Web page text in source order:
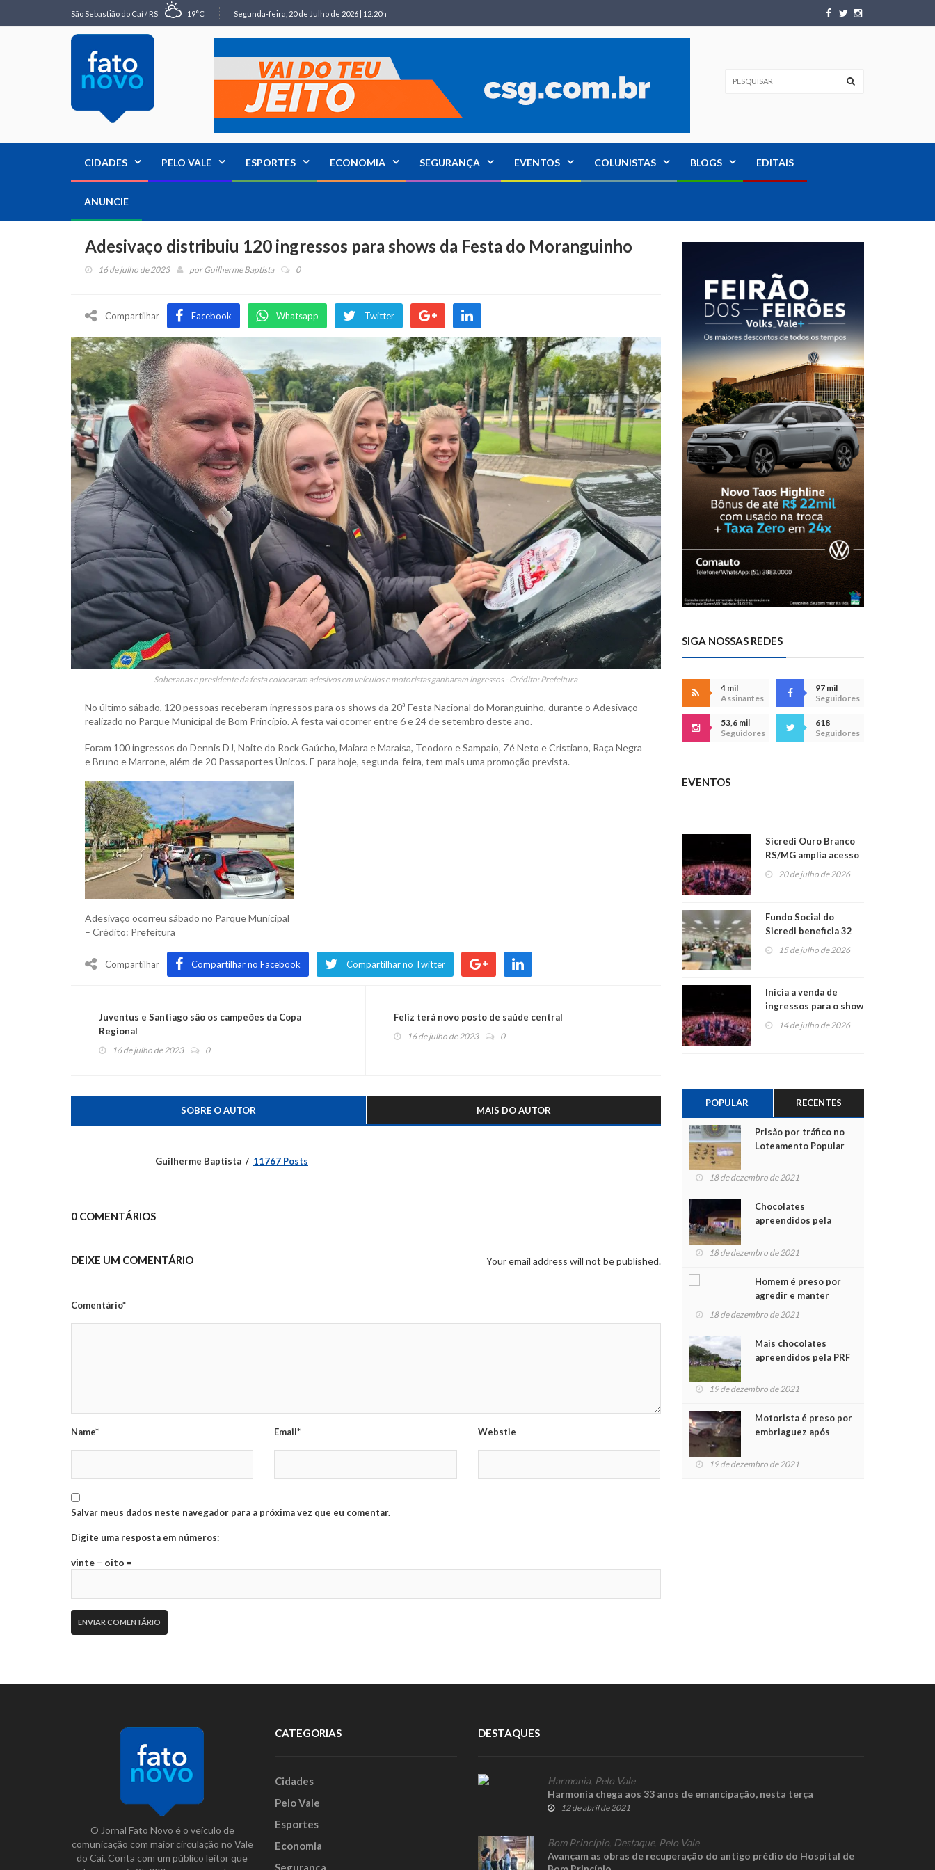
São Sebastião do Caí / RS 19°C Segunda-feira, 20 de Julho de 2026 | 12:20h
CIDADES PELO VALE ESPORTES ECONOMIA SEGURANÇA EVENTOS COLUNISTAS BLOGS EDITAIS
ANUNCIE
Adesivaço distribuiu 120 ingressos para shows da Festa do Moranguinho
16 de julho de 2023 porGuilherme Baptista 0
Compartilhar Facebook Whatsapp Twitter
Soberanas e presidente da festa colocaram adesivos em veículos e motoristas ganharam ingressos - Crédito: Prefeitura
No último sábado, 120 pessoas receberam ingressos para os shows da 20ª Festa Nacional do Moranguinho, durante o Adesivaço
realizado no Parque Municipal de Bom Princípio. A festa vai ocorrer entre 6 e 24 de setembro deste ano.
Foram 100 ingressos do Dennis DJ, Noite do Rock Gaúcho, Maiara e Maraisa, Teodoro e Sampaio, Zé Neto e Cristiano, Raça Negra
e Bruno e Marrone, além de 20 Passaportes Únicos. E para hoje, segunda-feira, tem mais uma promoção prevista.
Adesivaço ocorreu sábado no Parque Municipal
– Crédito: Prefeitura
Compartilhar Compartilhar no Facebook Compartilhar no Twitter
Juventus e Santiago são os campeões da Copa
Regional
16 de julho de 2023 0
Feliz terá novo posto de saúde central
16 de julho de 2023 0
SOBRE O AUTOR MAIS DO AUTOR
Guilherme Baptista 11767 Posts
0 COMENTÁRIOS
DEIXE UM COMENTÁRIO Your email address will not be published.
Comentário*
Name* Email* Webstie
Salvar meus dados neste navegador para a próxima vez que eu comentar.
Digite uma resposta em números:
vinte − oito =
SIGA NOSSAS REDES
4 mil
Assinantes
97 mil
Seguidores
53,6 mil
Seguidores
618
Seguidores
EVENTOS
Sicredi Ouro Branco
RS/MG amplia acesso
ao show dos 45 anos
20 de julho de 2026
Fundo Social do
Sicredi beneficia 32
projetos em
Montenegro
15 de julho de 2026
Inicia a venda de
ingressos para o show
do Jota Quest nos 45
14 de julho de 2026
POPULAR RECENTES
Prisão por tráfico no
Loteamento Popular
18 de dezembro de 2021
Chocolates
apreendidos pela
para crianças na
18 de dezembro de 2021
Homem é preso por
agredir e manter
mulher em cárcere
18 de dezembro de 2021
Mais chocolates
apreendidos pela PRF
crianças no Natal
19 de dezembro de 2021
Motorista é preso por
embriaguez após
feridos
19 de dezembro de 2021
O Jornal Fato Novo é o veículo de
comunicação com maior circulação no Vale
do Caí. Conta com um público leitor que
CATEGORIAS
Cidades
Pelo Vale
Esportes
Economia
Segurança
DESTAQUES
Harmonia, Pelo Vale
Harmonia chega aos 33 anos de emancipação, nesta terça
12 de abril de 2021
Bom Princípio Destaque, Pelo Vale
Avançam as obras de recuperação do antigo prédio do Hospital de